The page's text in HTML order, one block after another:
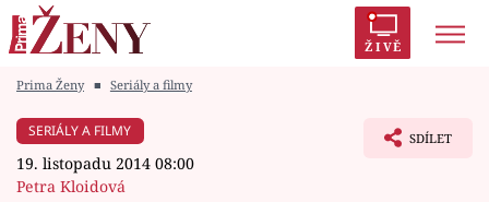
ŽIVĚ
Módní alarm
Prima Ženy ■ Seriály a filmy
SERIÁLY A FILMY
19. listopadu 2014 08:00
Petra Kloidová
SDÍLET